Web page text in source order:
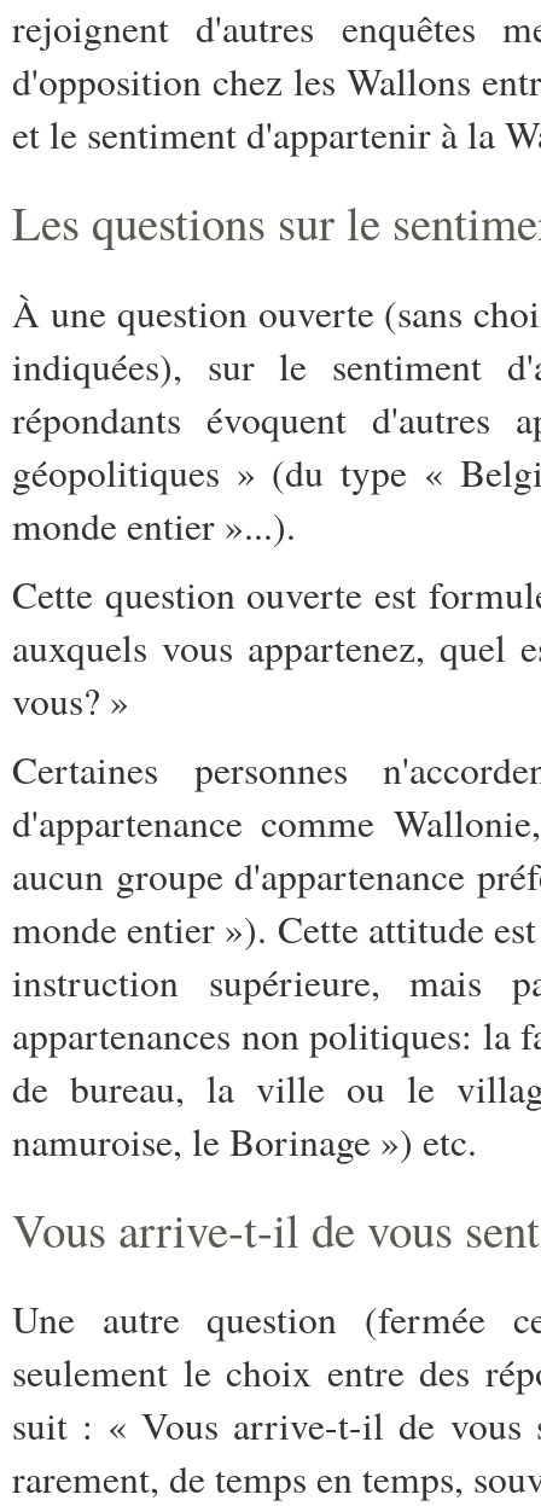
rejoignent d'autres enquêtes
d'opposition chez les Wallons
et le sentiment d'appartenir à la
Les questions sur le
À une question ouverte (sans
indiquées), sur le sentiment
répondants évoquent d'autres
géopolitiques » (du type «
monde entier »...).
Cette question ouverte est
auxquels vous appartenez,
vous? »
Certaines personnes
d'appartenance comme
aucun groupe d'appartenance
monde entier »). Cette attitude
instruction supérieure, mais
appartenances non politiques: la
de bureau, la ville ou le
namuroise, le Borinage ») etc.
Vous arrive-t-il de vous
Une autre question (fermée
seulement le choix entre des
suit : « Vous arrive-t-il de vous
rarement, de temps en temps,